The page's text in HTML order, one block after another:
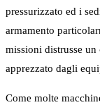
pressurizzato ed i
armamento
missioni distrusse
apprezzato dagli
Come molte